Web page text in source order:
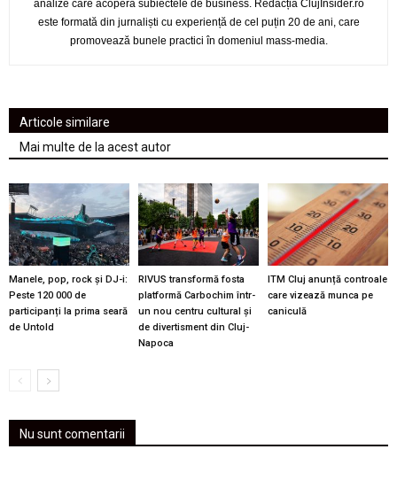
analize care acoperă subiectele de business. Redacția ClujInsider.ro
este formată din jurnaliști cu experiență de cel puțin 20 de ani, care
promovează bunele practici în domeniul mass-media.
Articole similare
Mai multe de la acest autor
Manele, pop, rock și DJ-i:
Peste 120 000 de
participanți la prima seară
de Untold
RIVUS transformă fosta
platformă Carbochim într-
un nou centru cultural și
de divertisment din Cluj-
Napoca
ITM Cluj anunță controale
care vizează munca pe
caniculă
Nu sunt comentarii